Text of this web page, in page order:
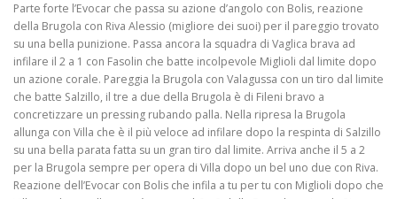
Parte forte l’Evocar che passa su azione d’angolo con Bolis, reazione
della Brugola con Riva Alessio (migliore dei suoi) per il pareggio trovato
su una bella punizione. Passa ancora la squadra di Vaglica brava ad
infilare il 2 a 1 con Fasolin che batte incolpevole Miglioli dal limite dopo
un azione corale. Pareggia la Brugola con Valagussa con un tiro dal limite
che batte Salzillo, il tre a due della Brugola è di Fileni bravo a
concretizzare un pressing rubando palla. Nella ripresa la Brugola
allunga con Villa che è il più veloce ad infilare dopo la respinta di Salzillo
su una bella parata fatta su un gran tiro dal limite. Arriva anche il 5 a 2
per la Brugola sempre per opera di Villa dopo un bel uno due con Riva.
Reazione dell’Evocar con Bolis che infila a tu per tu con Miglioli dopo che